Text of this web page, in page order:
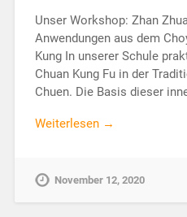
Unser Workshop: Zhan
Anwendungen aus dem
Kung In unserer Schule
Chuan Kung Fu in der
Chuen. Die Basis dieser
Weiterlesen →
November 12, 2020